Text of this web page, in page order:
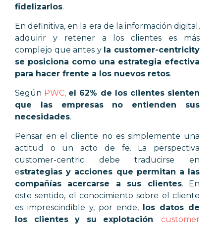
fidelizarlos.
En definitiva, en la era de la información digital,
adquirir y retener a los clientes es más
complejo que antes y la customer-centricity
se posiciona como una estrategia efectiva
para hacer frente a los nuevos retos.
Según PWC, el 62% de los clientes sienten
que las empresas no entienden sus
necesidades.
Pensar en el cliente no es simplemente una
actitud o un acto de fe. La perspectiva
customer-centric debe traducirse en
estrategias y acciones que permitan a las
compañías acercarse a sus clientes. En
este sentido, el conocimiento sobre el cliente
es imprescindible y, por ende, los datos de
los clientes y su explotación:customer